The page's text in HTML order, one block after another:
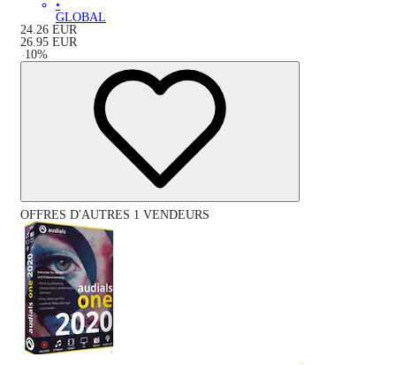
•
GLOBAL
24.26 EUR
26.95 EUR
-10%
OFFRES D'AUTRES 1 VENDEURS